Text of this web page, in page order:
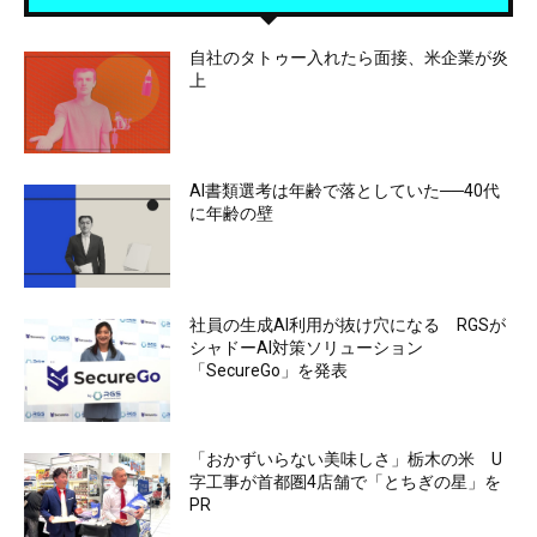
自社のタトゥー入れたら面接、米企業が炎
上
AI書類選考は年齢で落としていた──40代
に年齢の壁
社員の生成AI利用が抜け穴になる RGSが
シャドーAI対策ソリューション
「SecureGo」を発表
「おかずいらない美味しさ」栃木の米 U
字工事が首都圏4店舗で「とちぎの星」を
PR